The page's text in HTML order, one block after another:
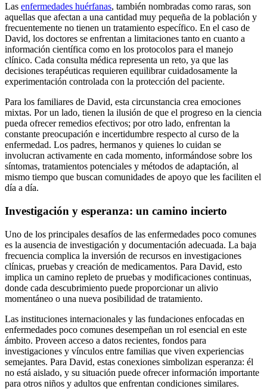
Las enfermedades huérfanas, también nombradas como raras, son
aquellas que afectan a una cantidad muy pequeña de la población y
frecuentemente no tienen un tratamiento específico. En el caso de
David, los doctores se enfrentan a limitaciones tanto en cuanto a
información científica como en los protocolos para el manejo
clínico. Cada consulta médica representa un reto, ya que las
decisiones terapéuticas requieren equilibrar cuidadosamente la
experimentación controlada con la protección del paciente.
Para los familiares de David, esta circunstancia crea emociones
mixtas. Por un lado, tienen la ilusión de que el progreso en la ciencia
pueda ofrecer remedios efectivos; por otro lado, enfrentan la
constante preocupación e incertidumbre respecto al curso de la
enfermedad. Los padres, hermanos y quienes lo cuidan se
involucran activamente en cada momento, informándose sobre los
síntomas, tratamientos potenciales y métodos de adaptación, al
mismo tiempo que buscan comunidades de apoyo que les faciliten el
día a día.
Investigación y esperanza: un camino incierto
Uno de los principales desafíos de las enfermedades poco comunes
es la ausencia de investigación y documentación adecuada. La baja
frecuencia complica la inversión de recursos en investigaciones
clínicas, pruebas y creación de medicamentos. Para David, esto
implica un camino repleto de pruebas y modificaciones continuas,
donde cada descubrimiento puede proporcionar un alivio
momentáneo o una nueva posibilidad de tratamiento.
Las instituciones internacionales y las fundaciones enfocadas en
enfermedades poco comunes desempeñan un rol esencial en este
ámbito. Proveen acceso a datos recientes, fondos para
investigaciones y vínculos entre familias que viven experiencias
semejantes. Para David, estas conexiones simbolizan esperanza: él
no está aislado, y su situación puede ofrecer información importante
para otros niños y adultos que enfrentan condiciones similares.